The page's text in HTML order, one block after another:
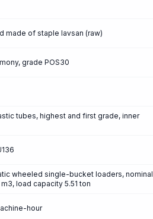
made of staple lavsan (raw)
grade POS30
tubes, highest and first grade, inner
wheeled single-bucket loaders, nominal
load capacity 5.51 ton
hour